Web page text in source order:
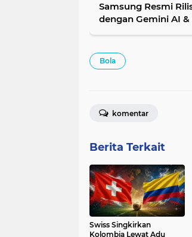
Samsung Resmi
dengan Gemini AI &
Bola
komentar
Berita Terkait
Swiss Singkirkan
Kolombia Lewat Adu